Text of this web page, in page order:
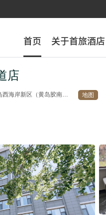
首页 关于首旅酒店
首页 关于首旅酒店
店
新区（黄岛胶南）民和街199号 地图